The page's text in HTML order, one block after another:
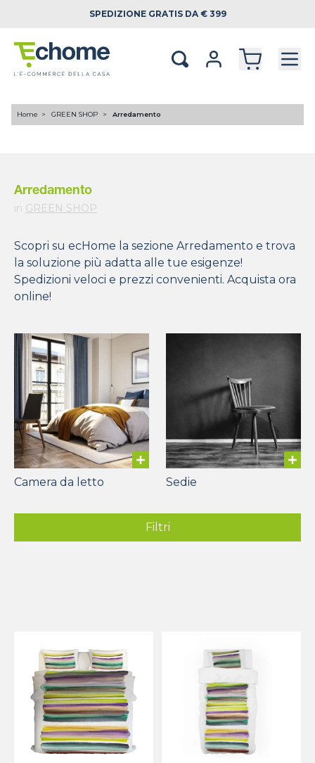
SPEDIZIONE GRATIS DA € 399
Home GREEN SHOP Arredamento
Arredamento
in GREEN SHOP
Scopri su ecHome la sezione Arredamento e trova
la soluzione più adatta alle tue esigenze!
Spedizioni veloci e prezzi convenienti. Acquista ora
online!
Camera da letto Sedie
Filtri